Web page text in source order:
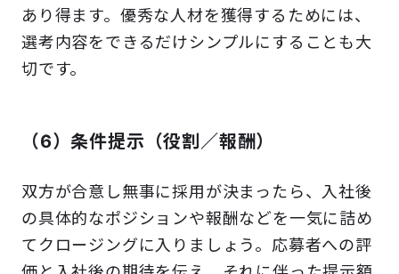
あり得ます。優秀な人材を獲得するためには、
選考内容をできるだけシンプルにすることも大
切です。
（6）条件提示（役割／報酬）
双方が合意し無事に採用が決まったら、入社後
の具体的なポジションや報酬などを一気に詰め
てクロージングに入りましょう。応募者への評